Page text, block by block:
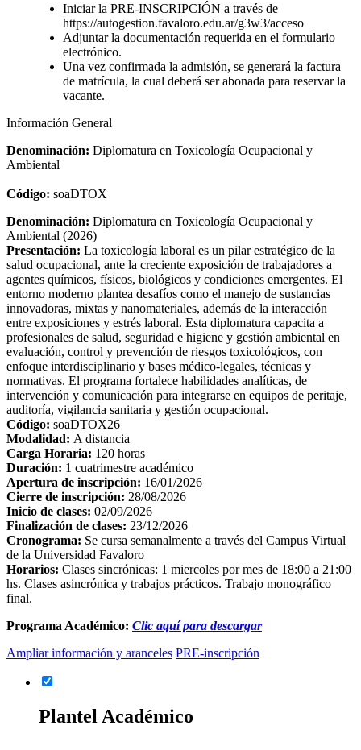
Iniciar la PRE-INSCRIPCIÓN a través de
https://autogestion.favaloro.edu.ar/g3w3/acceso
Adjuntar la documentación requerida en el formulario
electrónico.
Una vez confirmada la admisión, se generará la factura
de matrícula, la cual deberá ser abonada para reservar la
vacante.
Información General
Denominación: Diplomatura en Toxicología Ocupacional y
Ambiental
Código: soaDTOX
Denominación: Diplomatura en Toxicología Ocupacional y
Ambiental (2026)
Presentación: La toxicología laboral es un pilar estratégico de la
salud ocupacional, ante la creciente exposición de trabajadores a
agentes químicos, físicos, biológicos y condiciones emergentes. El
entorno moderno plantea desafíos como el manejo de sustancias
innovadoras, mixtas y nanomateriales, además de la interacción
entre exposiciones y estrés laboral. Esta diplomatura capacita a
profesionales de salud, seguridad e higiene y gestión ambiental en
evaluación, control y prevención de riesgos toxicológicos, con
enfoque interdisciplinario y bases médico-legales, técnicas y
normativas. El programa fortalece habilidades analíticas, de
intervención y comunicación para integrarse en equipos de peritaje,
auditoría, vigilancia sanitaria y gestión ocupacional.
Código: soaDTOX26
Modalidad: A distancia
Carga Horaria: 120 horas
Duración: 1 cuatrimestre académico
Apertura de inscripción: 16/01/2026
Cierre de inscripción: 28/08/2026
Inicio de clases: 02/09/2026
Finalización de clases: 23/12/2026
Cronograma: Se cursa semanalmente a través del Campus Virtual
de la Universidad Favaloro
Horarios: Clases sincrónicas: 1 miercoles por mes de 18:00 a 21:00
hs. Clases asincrónica y trabajos prácticos. Trabajo monográfico
final.
Programa Académico: Clic aquí para descargar
Ampliar información y aranceles PRE-inscripción
Plantel Académico